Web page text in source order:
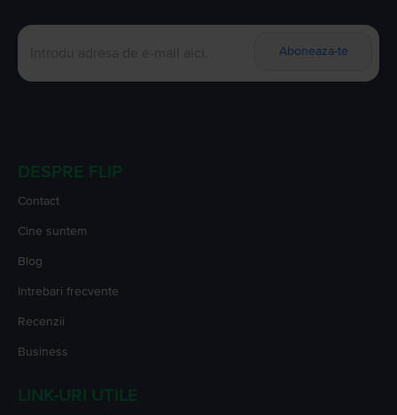
Aboneaza-te
DESPRE FLIP
Contact
Cine suntem
Blog
Intrebari frecvente
Recenzii
Business
LINK-URI UTILE